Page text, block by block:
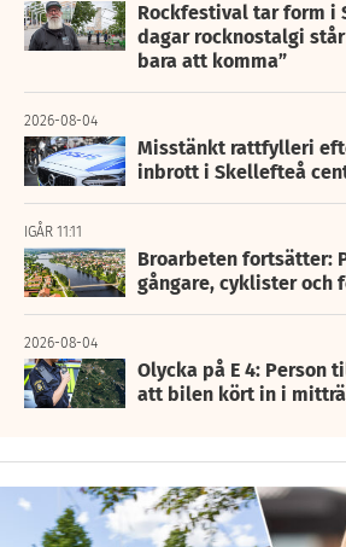
Rockfestival tar form i
dagar rocknostalgi
bara att komma”
2026-08-04
Misstänkt rattfylleri
inbrott i Skellefteå
IGÅR 11:11
Broarbeten fortsätter:
gångare, cyklister och
2026-08-04
Olycka på E 4: Person
att bilen kört in i